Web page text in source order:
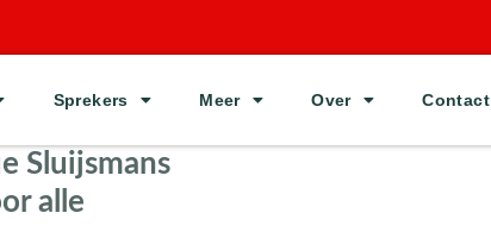
Sprekers Meer Over Contact
Sluijsmans
alle